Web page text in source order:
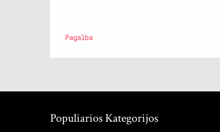
Pagalba
Populiarios Kategorijos